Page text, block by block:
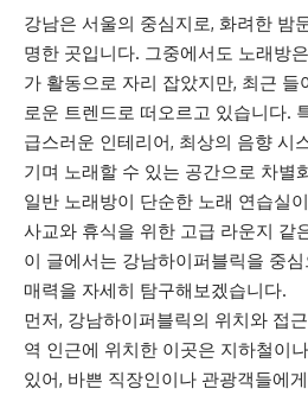
강남은 서울의 중심지로, 화려한 밤
명한 곳입니다. 그중에서도 노래방
가 활동으로 자리 잡았지만, 최근 들
로운 트렌드로 떠오르고 있습니다.
급스러운 인테리어, 최상의 음향 시
기며 노래할 수 있는 공간으로 차별
일반 노래방이 단순한 노래 연습실
사교와 휴식을 위한 고급 라운지 같
이 글에서는 강남하이퍼블릭을 중
매력을 자세히 탐구해보겠습니다.
먼저, 강남하이퍼블릭의 위치와 접
역 인근에 위치한 이곳은 지하철이
있어, 바쁜 직장인이나 관광객들에